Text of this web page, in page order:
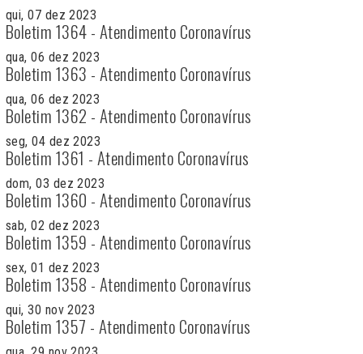
qui, 07 dez 2023
Boletim 1364 - Atendimento Coronavírus
qua, 06 dez 2023
Boletim 1363 - Atendimento Coronavírus
qua, 06 dez 2023
Boletim 1362 - Atendimento Coronavírus
seg, 04 dez 2023
Boletim 1361 - Atendimento Coronavírus
dom, 03 dez 2023
Boletim 1360 - Atendimento Coronavírus
sab, 02 dez 2023
Boletim 1359 - Atendimento Coronavírus
sex, 01 dez 2023
Boletim 1358 - Atendimento Coronavírus
qui, 30 nov 2023
Boletim 1357 - Atendimento Coronavírus